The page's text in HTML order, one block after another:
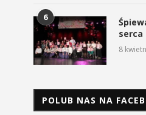
3 maja 2026
6
serca
8
POLUB NAS NA